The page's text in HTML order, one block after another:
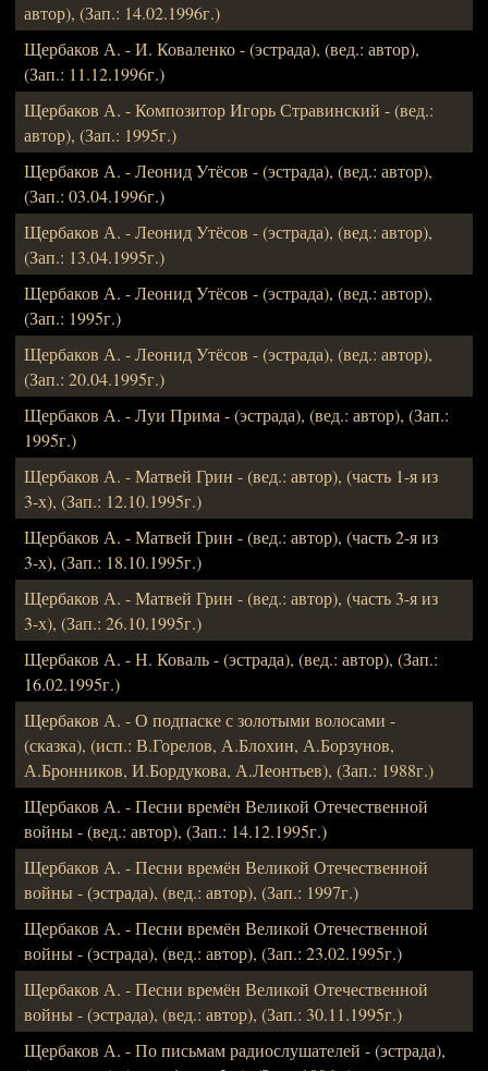
автор), (Зап.: 14.02.1996г.)
Щербаков А. - И. Коваленко - (эстрада), (вед.: автор),
(Зап.: 11.12.1996г.)
Щербаков А. - Композитор Игорь Стравинский - (вед.:
автор), (Зап.: 1995г.)
Щербаков А. - Леонид Утёсов - (эстрада), (вед.: автор),
(Зап.: 03.04.1996г.)
Щербаков А. - Леонид Утёсов - (эстрада), (вед.: автор),
(Зап.: 13.04.1995г.)
Щербаков А. - Леонид Утёсов - (эстрада), (вед.: автор),
(Зап.: 1995г.)
Щербаков А. - Леонид Утёсов - (эстрада), (вед.: автор),
(Зап.: 20.04.1995г.)
Щербаков А. - Луи Прима - (эстрада), (вед.: автор), (Зап.:
1995г.)
Щербаков А. - Матвей Грин - (вед.: автор), (часть 1-я из
3-х), (Зап.: 12.10.1995г.)
Щербаков А. - Матвей Грин - (вед.: автор), (часть 2-я из
3-х), (Зап.: 18.10.1995г.)
Щербаков А. - Матвей Грин - (вед.: автор), (часть 3-я из
3-х), (Зап.: 26.10.1995г.)
Щербаков А. - Н. Коваль - (эстрада), (вед.: автор), (Зап.:
16.02.1995г.)
Щербаков А. - О подпаске с золотыми волосами -
(сказка), (исп.: В.Горелов, А.Блохин, А.Борзунов,
А.Бронников, И.Бордукова, А.Леонтьев), (Зап.: 1988г.)
Щербаков А. - Песни времён Великой Отечественной
войны - (вед.: автор), (Зап.: 14.12.1995г.)
Щербаков А. - Песни времён Великой Отечественной
войны - (эстрада), (вед.: автор), (Зап.: 1997г.)
Щербаков А. - Песни времён Великой Отечественной
войны - (эстрада), (вед.: автор), (Зап.: 23.02.1995г.)
Щербаков А. - Песни времён Великой Отечественной
войны - (эстрада), (вед.: автор), (Зап.: 30.11.1995г.)
Щербаков А. - По письмам радиослушателей - (эстрада),